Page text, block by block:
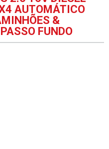
AUTOMÁTICO
&
FUNDO